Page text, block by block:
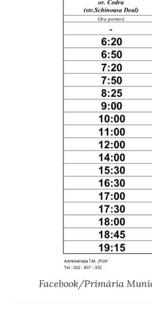
Facebook/Primăria